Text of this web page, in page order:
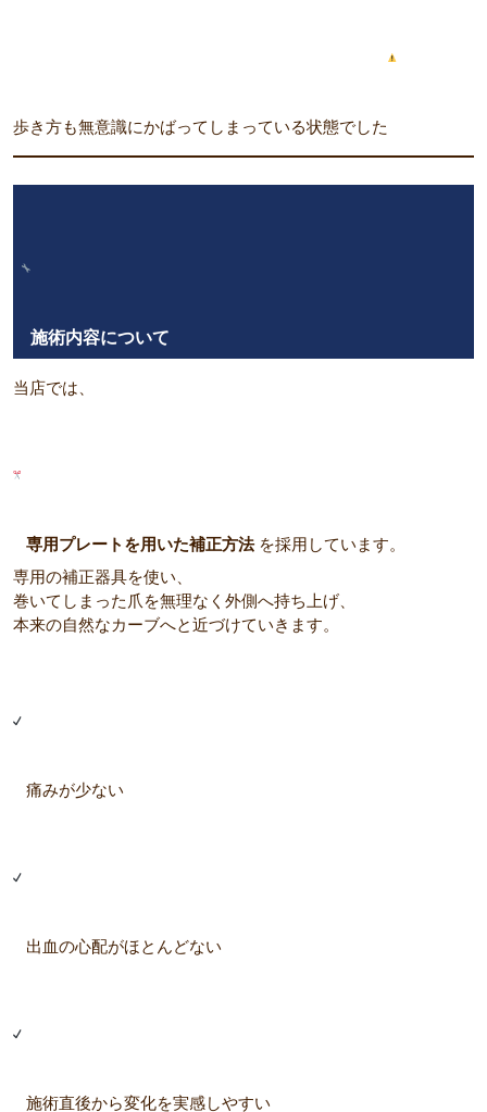
歩き方も無意識にかばってしまっている状態でした
施術内容について
当店では、
専用プレートを用いた補正方法を採用しています。
専用の補正器具を使い、
巻いてしまった爪を無理なく外側へ持ち上げ、
本来の自然なカーブへと近づけていきます。
痛みが少ない
出血の心配がほとんどない
施術直後から変化を実感しやすい